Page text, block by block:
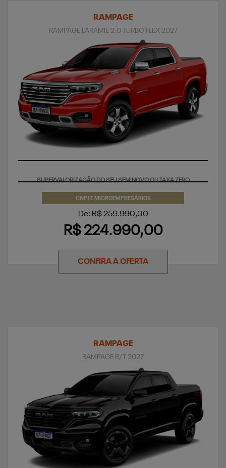
RAMPAGE
RAMPAGE LARAMIE 2.0 TURBO FLEX 2027
CNPJ E MICROEMPRESÁRIOS
De: R$ 259.990,00
R$ 224.990,00
CONFIRA A OFERTA
RAMPAGE
RAMPAGE R/T 2027